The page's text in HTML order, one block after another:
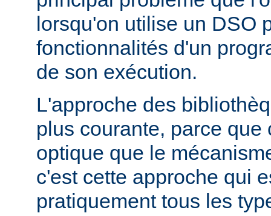
lorsqu'on utilise un DSO
fonctionnalités d'un
de son exécution.
L'approche des
plus courante, parce que
optique que le
c'est cette approche qui
pratiquement tous les